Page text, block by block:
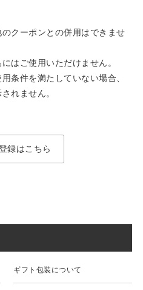
クーポンとの併用はできませ
はご使用いただけません。
条件を満たしていない場合、
れません。
録はこちら
ギフト包装について